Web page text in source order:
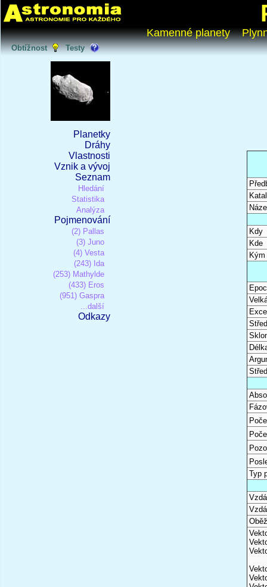
Kamenné planety
Obtížnost Testy
Planetky
Dráhy
Vlastnosti
Vznik a vývoj
Seznam
Hledání
Statistika
Analýza
Pojmenování
(2) Pallas
(3) Juno
(4) Vesta
(243) Ida
(253) Mathylde
(433) Eros
(951) Gaspra
...další
Odkazy
Kdy
Kde
Kým
Typ